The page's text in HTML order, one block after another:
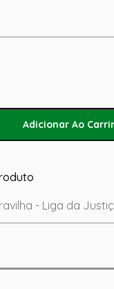
Adicionar Ao
- Liga da